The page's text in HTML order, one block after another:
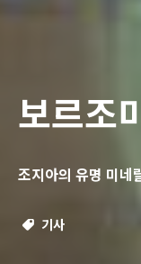
보르조
조지아의 유명 미네
기사